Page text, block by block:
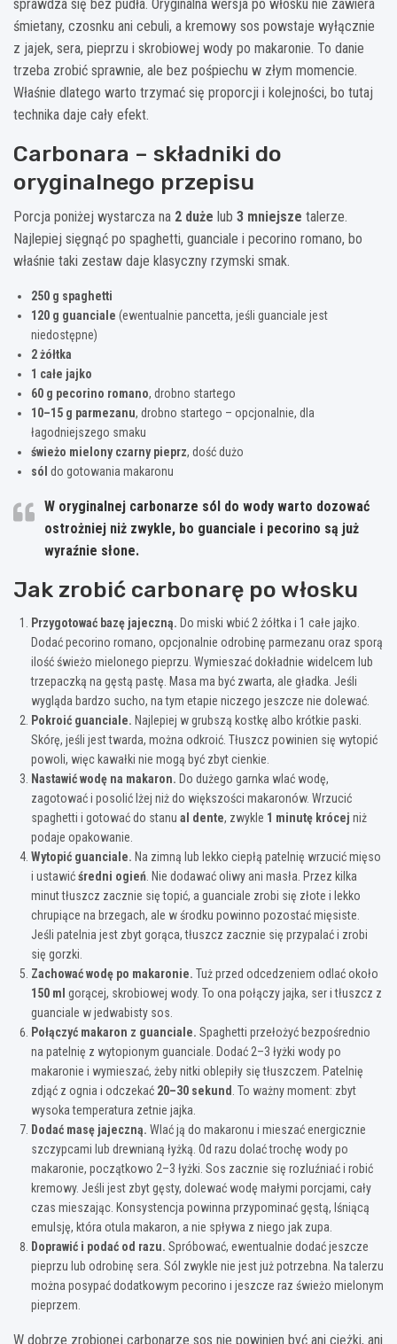
sprawdza się bez pudła. Oryginalna wersja po włosku nie zawiera
śmietany, czosnku ani cebuli, a kremowy sos powstaje wyłącznie
z jajek, sera, pieprzu i skrobiowej wody po makaronie. To danie
trzeba zrobić sprawnie, ale bez pośpiechu w złym momencie.
Właśnie dlatego warto trzymać się proporcji i kolejności, bo tutaj
technika daje cały efekt.
Carbonara – składniki do
oryginalnego przepisu
Porcja poniżej wystarcza na 2 duże lub 3 mniejsze talerze.
Najlepiej sięgnąć po spaghetti, guanciale i pecorino romano, bo
właśnie taki zestaw daje klasyczny rzymski smak.
250 g spaghetti
120 g guanciale (ewentualnie pancetta, jeśli guanciale jest
niedostępne)
2 żółtka
1 całe jajko
60 g pecorino romano, drobno startego
10–15 g parmezanu, drobno startego – opcjonalnie, dla
łagodniejszego smaku
świeżo mielony czarny pieprz, dość dużo
sól do gotowania makaronu
W oryginalnej carbonarze sól do wody warto dozować
ostrożniej niż zwykle, bo guanciale i pecorino są już
wyraźnie słone.
Jak zrobić carbonarę po włosku
Przygotować bazę jajeczną. Do miski wbić 2 żółtka i 1 całe jajko.
Dodać pecorino romano, opcjonalnie odrobinę parmezanu oraz sporą
ilość świeżo mielonego pieprzu. Wymieszać dokładnie widelcem lub
trzepaczką na gęstą pastę. Masa ma być zwarta, ale gładka. Jeśli
wygląda bardzo sucho, na tym etapie niczego jeszcze nie dolewać.
Pokroić guanciale. Najlepiej w grubszą kostkę albo krótkie paski.
Skórę, jeśli jest twarda, można odkroić. Tłuszcz powinien się wytopić
powoli, więc kawałki nie mogą być zbyt cienkie.
Nastawić wodę na makaron. Do dużego garnka wlać wodę,
zagotować i posolić lżej niż do większości makaronów. Wrzucić
spaghetti i gotować do stanu al dente, zwykle 1 minutę krócej niż
podaje opakowanie.
Wytopić guanciale. Na zimną lub lekko ciepłą patelnię wrzucić mięso
i ustawićśredni ogień . Nie dodawać oliwy ani masła. Przez kilka
minut tłuszcz zacznie się topić, a guanciale zrobi się złote i lekko
chrupiące na brzegach, ale w środku powinno pozostać mięsiste.
Jeśli patelnia jest zbyt gorąca, tłuszcz zacznie się przypalać i zrobi
się gorzki.
Zachować wodę po makaronie. Tuż przed odcedzeniem odlać około
150 ml gorącej, skrobiowej wody. To ona połączy jajka, ser i tłuszcz z
guanciale w jedwabisty sos.
Połączyć makaron z guanciale. Spaghetti przełożyć bezpośrednio
na patelnię z wytopionym guanciale. Dodać 2–3 łyżki wody po
makaronie i wymieszać, żeby nitki oblepiły się tłuszczem. Patelnię
zdjąć z ognia i odczekać 20–30 sekund . To ważny moment: zbyt
wysoka temperatura zetnie jajka.
Dodać masę jajeczną. Wlać ją do makaronu i mieszać energicznie
szczypcami lub drewnianą łyżką. Od razu dolać trochę wody po
makaronie, początkowo 2–3 łyżki. Sos zacznie się rozluźniać i robić
kremowy. Jeśli jest zbyt gęsty, dolewać wodę małymi porcjami, cały
czas mieszając. Konsystencja powinna przypominać gęstą, lśniącą
emulsję, która otula makaron, a nie spływa z niego jak zupa.
Doprawić i podać od razu. Spróbować, ewentualnie dodać jeszcze
pieprzu lub odrobinę sera. Sól zwykle nie jest już potrzebna. Na talerzu
można posypać dodatkowym pecorino i jeszcze raz świeżo mielonym
pieprzem.
W dobrze zrobionej carbonarze sos nie powinien być ani ciężki, ani